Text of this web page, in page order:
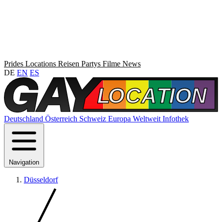
Prides Locations Reisen Partys Filme News
DE EN ES
Deutschland Österreich Schweiz Europa Weltweit Infothek
Navigation
Düsseldorf